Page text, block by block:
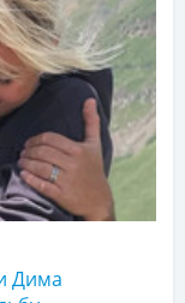
Дима